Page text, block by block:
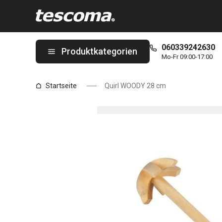
Produktkategorien 060339242630
Mo-Fr 09:00-17:00
Startseite Quirl WOODY 28 cm